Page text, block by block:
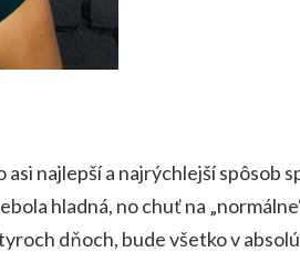
asi najlepší a najrýchlejší spôsob
hladná, no chuť na
dňoch, bude všetko v